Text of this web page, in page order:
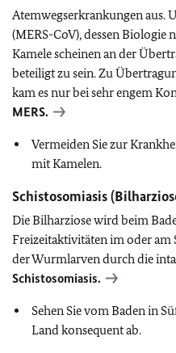
Atemwegserkrankungen aus.
(MERS-CoV), dessen Biologie
Kamele scheinen an der
beteiligt zu sein. Zu
kam es nur bei sehr engem
MERS.
Vermeiden Sie zur
mit Kamelen.
Schistosomiasis
Die Bilharziose wird beim
Freizeitaktivitäten im oder am
der Wurmlarven durch die
Schistosomiasis.
Sehen Sie vom Baden in
Land konsequent ab.